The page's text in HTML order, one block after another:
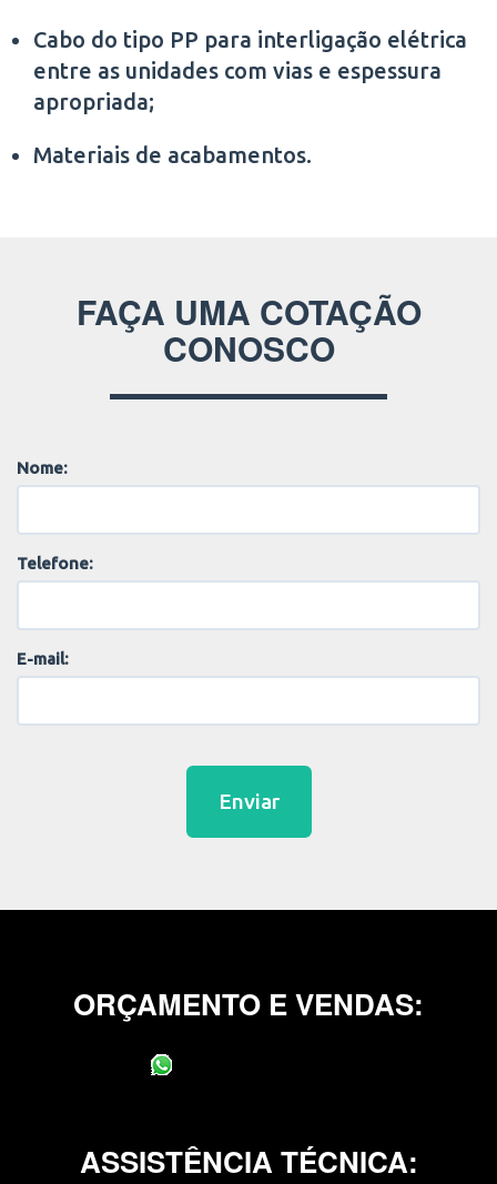
Cabo do tipo PP para interligação elétrica
entre as unidades com vias e espessura
apropriada;
Materiais de acabamentos.
FAÇA UMA COTAÇÃO
CONOSCO
Nome:
Telefone:
E-mail:
Enviar
ORÇAMENTO E VENDAS:
ASSISTÊNCIA TÉCNICA: